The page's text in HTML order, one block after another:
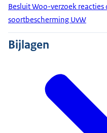
Besluit Woo-verzoek
soortbescherming UvW
Bijlagen